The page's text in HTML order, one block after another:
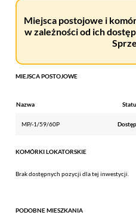
Miejsca postojowe i
w zależności od ich
MIEJSCA POSTOJOWE
Nazwa
MP/-1/59/60P
KOMÓRKI LOKATORSKIE
Brak dostępnych pozycji dla tej inwestycji.
PODOBNE MIESZKANIA